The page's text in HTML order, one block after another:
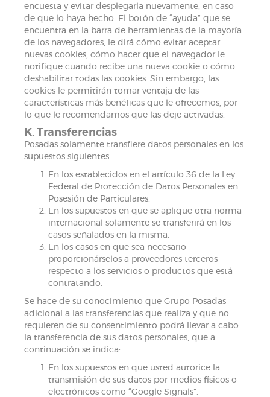
encuesta y evitar desplegarla nuevamente, en caso
de que lo haya hecho. El botón de “ayuda” que se
encuentra en la barra de herramientas de la mayoría
de los navegadores, le dirá cómo evitar aceptar
nuevas cookies, cómo hacer que el navegador le
notifique cuando recibe una nueva cookie o cómo
deshabilitar todas las cookies. Sin embargo, las
cookies le permitirán tomar ventaja de las
características más benéficas que le ofrecemos, por
lo que le recomendamos que las deje activadas.
K. Transferencias
Posadas solamente transfiere datos personales en los
supuestos siguientes
En los establecidos en el artículo 36 de la Ley
Federal de Protección de Datos Personales en
Posesión de Particulares.
En los supuestos en que se aplique otra norma
internacional solamente se transferirá en los
casos señalados en la misma.
En los casos en que sea necesario
proporcionárselos a proveedores terceros
respecto a los servicios o productos que está
contratando.
Se hace de su conocimiento que Grupo Posadas
adicional a las transferencias que realiza y que no
requieren de su consentimiento podrá llevar a cabo
la transferencia de sus datos personales, que a
continuación se indica:
En los supuestos en que usted autorice la
transmisión de sus datos por medios físicos o
electrónicos como “Google Signals”.